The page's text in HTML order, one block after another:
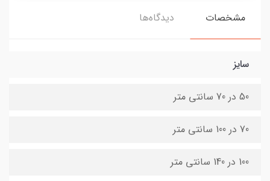
مشخصات دیدگاه‌ها
سایز
50 در 70 سانتی متر
70 در 100 سانتی متر
100 در 140 سانتی متر